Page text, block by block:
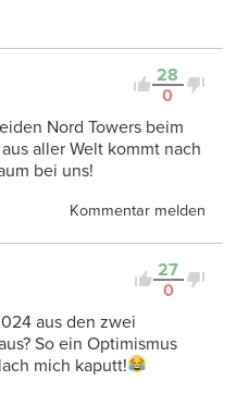
28
0
Nord Towers beim
aller Welt kommt nach
bei uns!
Kommentar melden
27
0
aus den zwei
So ein Optimismus
mich kaputt!